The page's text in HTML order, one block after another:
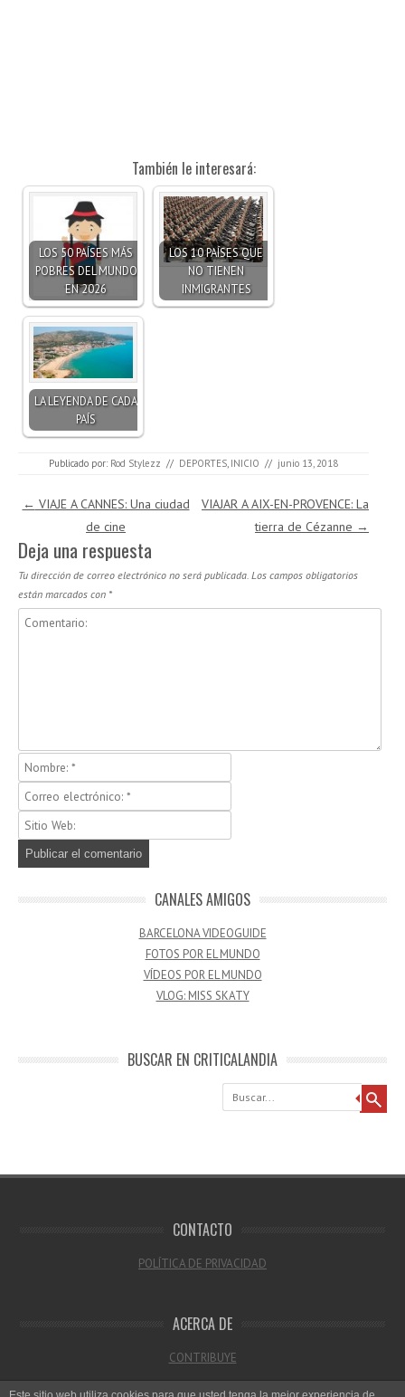
También le interesará:
LOS 50 PAÍSES MÁS
POBRES DEL MUNDO
EN 2026
LOS 10 PAÍSES QUE
NO TIENEN
INMIGRANTES
LA LEYENDA DE CADA
PAÍS
Publicado por: Rod Stylezz // DEPORTES INICIO // junio 13, 2018
Navegación de entradas
← VIAJE A CANNES: Una ciudad
de cine
VIAJAR A AIX-EN-PROVENCE: La
tierra de Cézanne →
Deja una respuesta
Tu dirección de correo electrónico no será publicada. Los campos obligatorios
están marcados con *
CANALES AMIGOS
BARCELONA VIDEOGUIDE
FOTOS POR EL MUNDO
VÍDEOS POR EL MUNDO
VLOG: MISS SKATY
BUSCAR EN CRITICALANDIA
Buscar
CONTACTO
POLÍTICA DE PRIVACIDAD
ACERCA DE
CONTRIBUYE